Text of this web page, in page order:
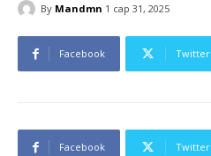
By Mandmn 1 сар 31, 2025
Facebook Twitter
Facebook Twitter